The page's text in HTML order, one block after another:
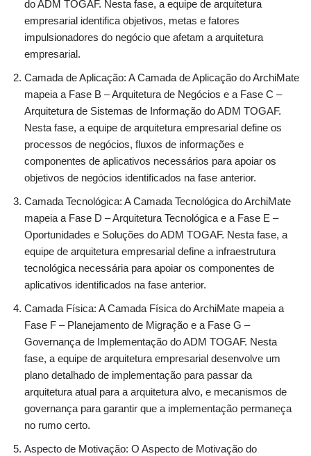
do ADM TOGAF. Nesta fase, a equipe de arquitetura
empresarial identifica objetivos, metas e fatores
impulsionadores do negócio que afetam a arquitetura
empresarial.
Camada de Aplicação: A Camada de Aplicação do ArchiMate
mapeia a Fase B – Arquitetura de Negócios e a Fase C –
Arquitetura de Sistemas de Informação do ADM TOGAF.
Nesta fase, a equipe de arquitetura empresarial define os
processos de negócios, fluxos de informações e
componentes de aplicativos necessários para apoiar os
objetivos de negócios identificados na fase anterior.
Camada Tecnológica: A Camada Tecnológica do ArchiMate
mapeia a Fase D – Arquitetura Tecnológica e a Fase E –
Oportunidades e Soluções do ADM TOGAF. Nesta fase, a
equipe de arquitetura empresarial define a infraestrutura
tecnológica necessária para apoiar os componentes de
aplicativos identificados na fase anterior.
Camada Física: A Camada Física do ArchiMate mapeia a
Fase F – Planejamento de Migração e a Fase G –
Governança de Implementação do ADM TOGAF. Nesta
fase, a equipe de arquitetura empresarial desenvolve um
plano detalhado de implementação para passar da
arquitetura atual para a arquitetura alvo, e mecanismos de
governança para garantir que a implementação permaneça
no rumo certo.
Aspecto de Motivação: O Aspecto de Motivação do